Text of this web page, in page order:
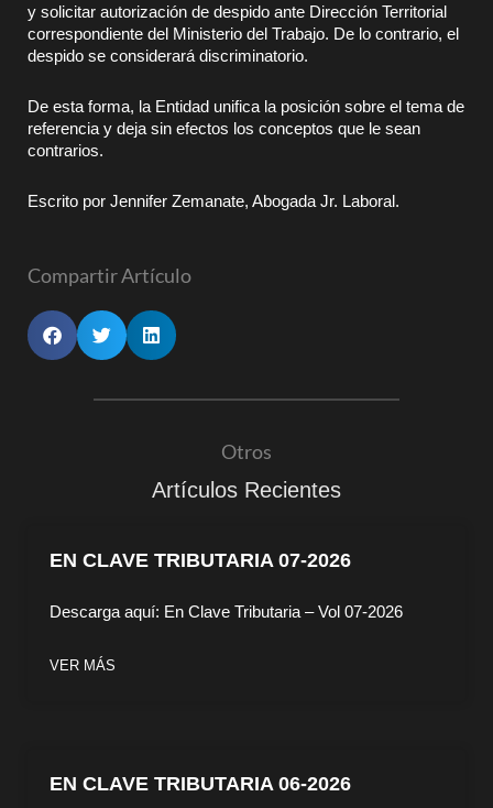
y solicitar autorización de despido ante Dirección Territorial
correspondiente del Ministerio del Trabajo. De lo contrario, el
despido se considerará discriminatorio.
De esta forma, la Entidad unifica la posición sobre el tema de
referencia y deja sin efectos los conceptos que le sean
contrarios.
Escrito por Jennifer Zemanate, Abogada Jr. Laboral.
Compartir Artículo
Otros
Artículos Recientes
EN CLAVE TRIBUTARIA 07-2026
Descarga aquí: En Clave Tributaria – Vol 07-2026
VER MÁS
EN CLAVE TRIBUTARIA 06-2026